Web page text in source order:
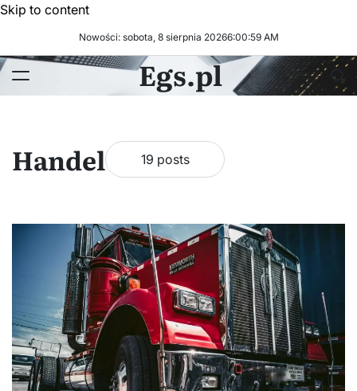
Skip to content
Nowości: sobota, 8 sierpnia 20266:01:01 AM
Egs.pl
Handel 19 posts